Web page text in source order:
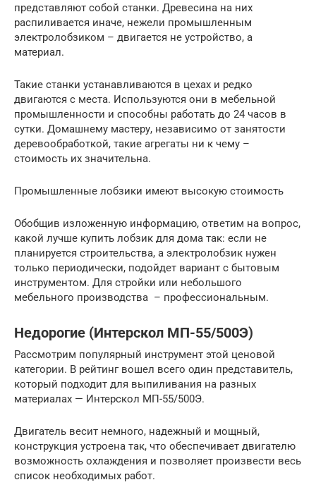
представляют собой станки. Древесина на них
распиливается иначе, нежели промышленным
электролобзиком – двигается не устройство, а
материал.
Такие станки устанавливаются в цехах и редко
двигаются с места. Используются они в мебельной
промышленности и способны работать до 24 часов в
сутки. Домашнему мастеру, независимо от занятости
деревообработкой, такие агрегаты ни к чему –
стоимость их значительна.
Промышленные лобзики имеют высокую стоимость
Обобщив изложенную информацию, ответим на вопрос,
какой лучше купить лобзик для дома так: если не
планируется строительства, а электролобзик нужен
только периодически, подойдет вариант с бытовым
инструментом. Для стройки или небольшого
мебельного производства – профессиональным.
Недорогие (Интерскол МП-55/500Э)
Рассмотрим популярный инструмент этой ценовой
категории. В рейтинг вошел всего один представитель,
который подходит для выпиливания на разных
материалах — Интерскол МП-55/500Э.
Двигатель весит немного, надежный и мощный,
конструкция устроена так, что обеспечивает двигателю
возможность охлаждения и позволяет произвести весь
список необходимых работ.